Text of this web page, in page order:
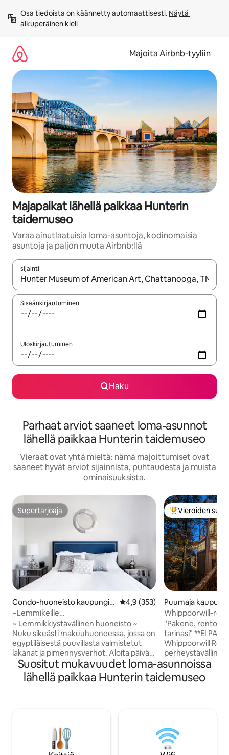
sisältö
väliin
Osa tiedoista on käännetty automaattisesti. Näytä
alkuperäinen kieli
Majoita Airbnb-tyyliin
Majapaikat lähellä paikkaa Hunterin
taidemuseo
Varaa ainutlaatuisia loma-asuntoja, kodinomaisia
asuntoja ja paljon muuta Airbnb:llä
sijainti
Kun tulokset ovat saatavilla, navigoi ylös- ja alas-
Sisäänkirjautuminen
Uloskirjautuminen
Haku
Parhaat arviot saaneet loma-asunnot
lähellä paikkaa Hunterin taidemuseo
Vieraat ovat yhtä mieltä: nämä majoittumiset ovat
saaneet hyvät arviot sijainnista, puhtaudesta ja muista
ominaisuuksista.
Supertarjoaja
Supertarjoaja
Condo-huoneisto kaupungis
sa Chattanooga
Keskimääräinen arvio 4,9/5,
4,9 (353)
~Lemmikeille
sopiva~Joenrantahuoneisto, jossa on
parveke
~ Lemmikkiystävällinen huoneisto ~
Nuku sikeästi makuuhuoneessa, jossa on
egyptiläisestä puuvillasta valmistetut
lakanat ja pimennysverhot. Aloita päivä
treenillä kuntosalilla ja viilentävällä
pulahduksella uima-altaaseen. Palaa
sitten takaisin nauttimaan Keurig-kahvia
vieraille tarkoitettuja pysäköintipaikkoja,
jotka ovat käytettävissä
saapumisjärjestyksessä. Ylimääräisille
Vieraiden
Vieraiden
Puumaja
on
Whippoorwill-
"Pakene,
tarinasi" **EI
Whippoorwill
latvassa 20
Chattanoogasta.
lomapaikassa on
Alexa musiikin
kattokruunu.
tai Canopy-
Suositut mukavuudet loma-asunnoissa
lähellä paikkaa Hunterin taidemuseo